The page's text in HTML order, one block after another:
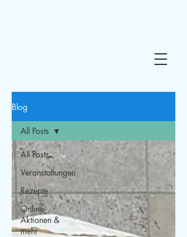
Blog
All Posts
Veranstaltungen
Rezepte
Online-
Aktionen &
mehr
All Posts